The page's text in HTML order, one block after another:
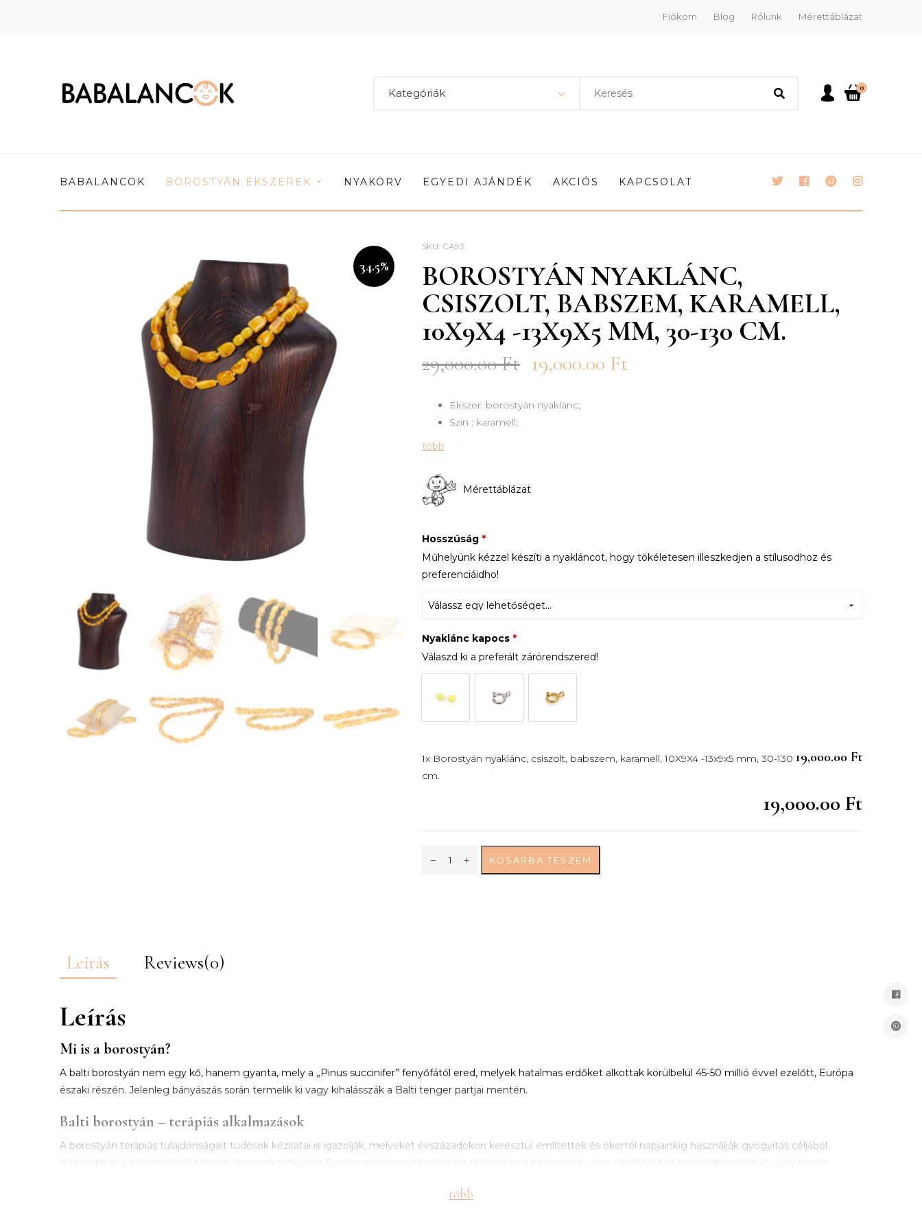
Fiókom Blog Rólunk Mérettáblázat
Kategóriák 0
BABALANCOK BOROSTYÁN ÉKSZEREK NYAKÖRV EGYEDI AJÁNDÉK AKCIÓS KAPCSOLAT
34.5%
SKU: CA93.
BOROSTYÁN NYAKLÁNC,
CSISZOLT, BABSZEM, KARAMELL,
10X9X4 -13X9X5 MM, 30-130 CM.
29,000.00Ft 19,000.00 Ft
Ékszer: borostyán nyaklánc;
Szín : karamell;
több
Mérettáblázat
Hosszúság *
Műhelyünk kézzel készíti a nyakláncot, hogy tökéletesen illeszkedjen a stílusodhoz és
preferenciáidho!
Nyaklánc kapocs *
Válaszd ki a preferált zárórendszered!
1x Borostyán nyaklánc, csiszolt, babszem, karamell, 10X9X4 -13x9x5 mm, 30-130
cm.
19,000.00 Ft
19,000.00 Ft
KOSÁRBA TESZEM
Leírás Reviews(0)
Leírás
Mi is a borostyán?
A balti borostyán nem egy kő, hanem gyanta, mely a „Pinus succinifer” fenyőfától ered, melyek hatalmas erdőket alkottak körülbelül 45-50 millió évvel ezelőtt, Európa
északi részén. Jelenleg bányászás során termelik ki vagy kihalásszák a Balti tenger partjai mentén.
Balti borostyán – terápiás alkalmazások
A borostyán terápiás tulajdonságait tudósok kéziratai is igazolják, melyeket évszázadokon keresztül említettek és ókortól napjainkig használják gyógyítás céljából.
Napjainkban a borostyánból készült ékszereket nyugat Európa gyógyszertáraiban lehet kapni és a hírességek vagy a királyi udvar tagjainak nyakában vagy kezén
fájdalmak a gyerekeknél, fejfájás, izomfájdalom, ízületi fájdalmak, ízületi gyulladások. A borostyánból készült ékszerek egyszerű viselése által a szervezet könnyebben
több